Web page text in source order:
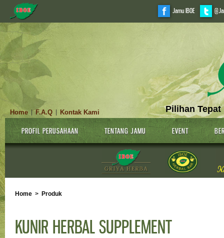
Jamu IBOE
Pilihan Tepat
Home |F.A.Q Kontak Kami
PROFIL PERUSAHAAN TENTANG JAMU EVENT
Home > Produk
KUNIR HERBAL SUPPLEMENT